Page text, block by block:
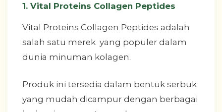
1. Vital Proteins Collagen Peptides
Vital Proteins Collagen Peptides adalah
salah satu merek yang populer dalam
dunia minuman kolagen.
Produk ini tersedia dalam bentuk serbuk
yang mudah dicampur dengan berbagai